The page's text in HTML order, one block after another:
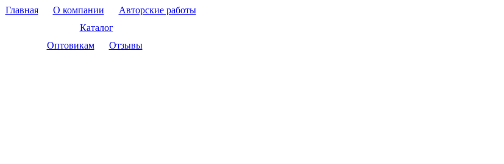
Главная О компании
Авторские работы
Каталог
Оптовикам
Отзывы